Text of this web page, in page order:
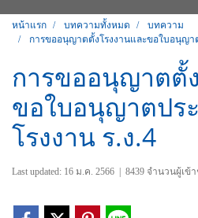
หน้าแรก บทความทั้งหมด
บทความ
การขออนุญาตตั้งโรงงานและขอใบอนุญา
การขออนุญาตตั้
ขอใบอนุญาตปร
โรงงาน ร.ง.4
Last updated: 16 ม.ค. 2566 8439 จำนวนผู้เข้